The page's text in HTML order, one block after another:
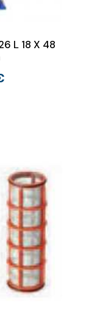
L 18 X 48